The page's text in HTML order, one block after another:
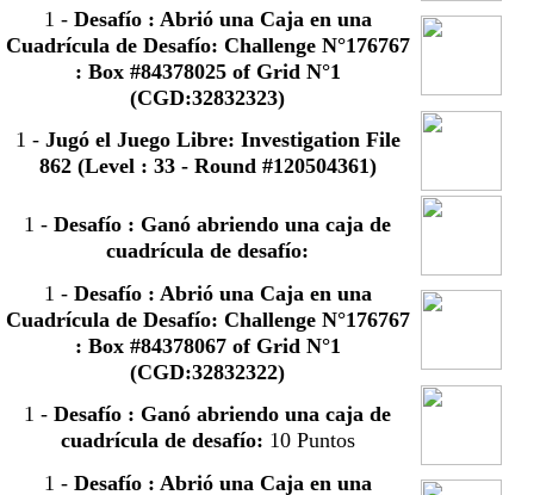
1 - Desafío : Abrió una Caja en una
Cuadrícula de Desafío: Challenge N°176767
: Box #84378025 of Grid N°1
(CGD:32832323)
1 - Jugó el Juego Libre: Investigation File
862 (Level : 33 - Round #120504361)
1 -Desafío : Ganó abriendo una caja de
cuadrícula de desafío:
1 - Desafío : Abrió una Caja en una
Cuadrícula de Desafío: Challenge N°176767
: Box #84378067 of Grid N°1
(CGD:32832322)
1 -Desafío : Ganó abriendo una caja de
cuadrícula de desafío: 10 Puntos
1 - Desafío : Abrió una Caja en una